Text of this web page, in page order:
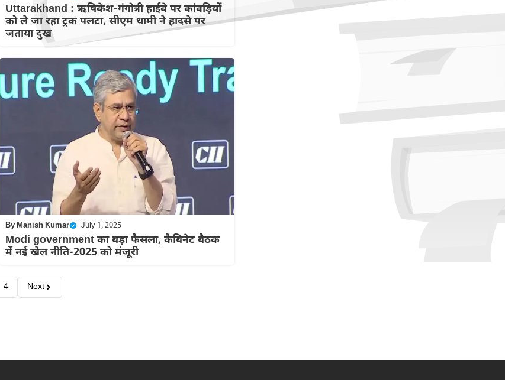
Uttarakhand : ऋषिकेश-गंगोत्री हाईवे पर कांवड़ियों
को ले जा रहा ट्रक पलटा, सीएम धामी ने हादसे पर
जताया दुख
ByManish Kumar | July 1, 2025
Modi government का बड़ा फैसला, कैबिनेट बैठक
में नई खेल नीति-2025 को मंजूरी
4 Next